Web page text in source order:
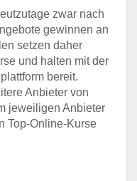
zwar nach
gewinnen an
setzen daher
und halten mit der
bereit.
Anbieter von
jeweiligen Anbieter
Top-Online-Kurse